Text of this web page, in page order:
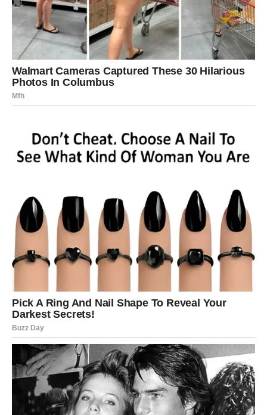
Ljubav vam tokom vikenda donosi
dodatnu energiju
Iako će posao i novac biti glavna tema narednih dana, ni
emocije vas neće zaobići. Tokom vikenda mogli biste
dobiti pažnju osobe koja već dugo razmišlja o vama.
Slobodne Vodolije mogle bi upoznati nekoga ko će ih
odmah privući inteligencijom i energijom, dok će one koje
su u vezi konačno osjetiti više mira, podrške i
razumijevanja od partnera.
Zvijezde vam donose osjećaj da se život konačno okreće
Vrijeme je da počnete više
vjerovati sebi
Mnogo ste puta sumnjale u svoje odluke samo zato što su
vas prethodna razočaranja učinila opreznim. Međutim,
ovaj vikend donosi vam dokaz da sreća ipak dolazi onda